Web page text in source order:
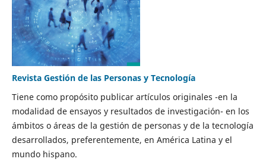
Revista Gestión de las Personas y Tecnología
Tiene como propósito publicar artículos originales -en la
modalidad de ensayos y resultados de investigación- en los
ámbitos o áreas de la gestión de personas y de la tecnología
desarrollados, preferentemente, en América Latina y el
mundo hispano.